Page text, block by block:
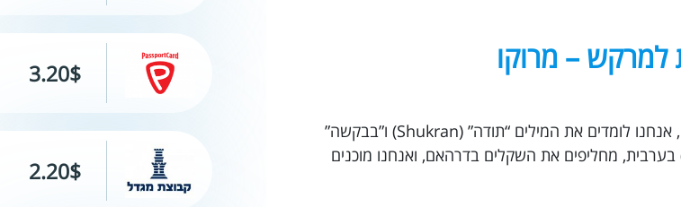
למרקש – מרוקו
חופשה מושלמת במרקש! הכל מתוכנן מראש, יש לנו לוח זמנים מפורט, אנחנו לומדים את המילים “תודה” (Shukran) ו”בבקשה”
מחליפים את השקלים בדרהאם, ואנחנו מוכנים
3.20$
2.20$